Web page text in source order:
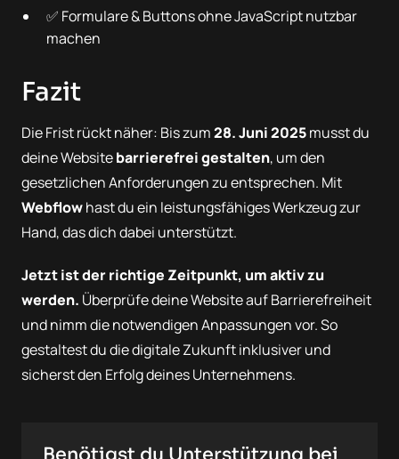
✅ Formulare & Buttons ohne JavaScript nutzbar
machen
Fazit
Die Frist rückt näher: Bis zum28. Juni 2025musst du
deine Websitebarrierefrei gestalten, um den
gesetzlichen Anforderungen zu entsprechen. Mit
Webflowhast du ein leistungsfähiges Werkzeug zur
Hand, das dich dabei unterstützt.
Jetzt ist der richtige Zeitpunkt, um aktiv zu
werden. Überprüfe deine Website auf Barrierefreiheit
und nimm die notwendigen Anpassungen vor. So
gestaltest du die digitale Zukunft inklusiver und
sicherst den Erfolg deines Unternehmens.